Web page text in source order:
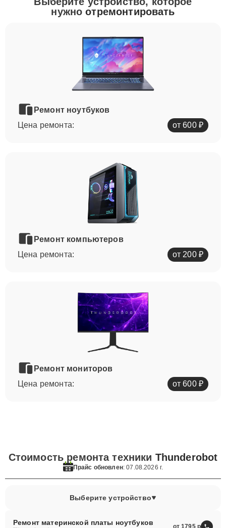
нужноотремонтировать
Ремонт ноутбуков
Цена ремонта:
от 600 ₽
Ремонт компьютеров
Цена ремонта:
от 200 ₽
Ремонт мониторов
Цена ремонта:
от 600 ₽
Стоимость ремонта техники Thunderobot
Прайс обновлен: 07.08.2026 г.
Выберите устройство
Ремонт материнской платы ноутбуков
от 1795